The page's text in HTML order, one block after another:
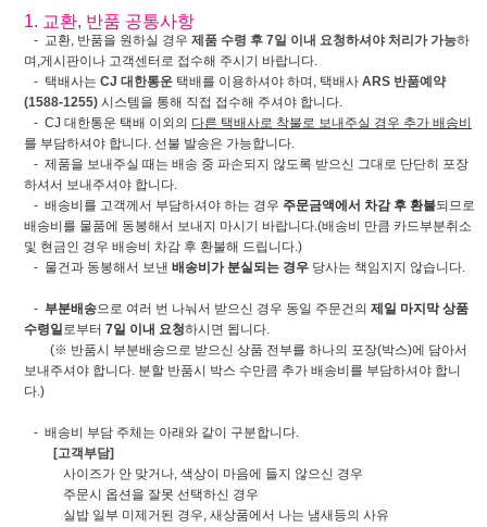
1. 교환, 반품 공통사항
- 교환, 반품을 원하실 경우 제품 수령 후 7일 이내 요청하셔야 처리가 가능하
며,게시판이나 고객센터로 접수해 주시기 바랍니다.
- 택배사는 CJ 대한통운 택배를 이용하셔야 하며, 택배사 ARS 반품예약
(1588-1255) 시스템을 통해 직접 접수해 주셔야 합니다.
- CJ 대한통운 택배 이외의 다른 택배사로 착불로 보내주실 경우 추가 배송비
를 부담하셔야 합니다. 선불 발송은 가능합니다.
- 제품을 보내주실 때는 배송 중 파손되지 않도록 받으신 그대로 단단히 포장
하셔서 보내주셔야 합니다.
- 배송비를 고객께서 부담하셔야 하는 경우 주문금액에서 차감 후 환불되므로
배송비를 물품에 동봉해서 보내지 마시기 바랍니다.(배송비 만큼 카드부분취소
및 현금인 경우 배송비 차감 후 환불해 드립니다.)
- 물건과 동봉해서 보낸 배송비가 분실되는 경우 당사는 책임지지 않습니다.
- 부분배송으로 여러 번 나눠서 받으신 경우 동일 주문건의 제일 마지막 상품
수령일로부터 7일 이내 요청하시면 됩니다.
(※ 반품시 부분배송으로 받으신 상품 전부를 하나의 포장(박스)에 담아서
보내주셔야 합니다. 분할 반품시 박스 수만큼 추가 배송비를 부담하셔야 합니
다.)
- 배송비 부담 주체는 아래와 같이 구분합니다.
[고객부담]
사이즈가 안 맞거나, 색상이 마음에 들지 않으신 경우
주문시 옵션을 잘못 선택하신 경우
실밥 일부 미제거된 경우, 새상품에서 나는 냄새등의 사유